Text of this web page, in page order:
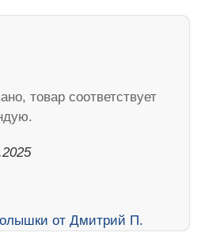
товар соответствует